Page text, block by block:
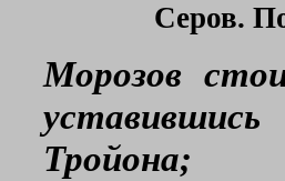
Серов.
Морозов
Тройона;